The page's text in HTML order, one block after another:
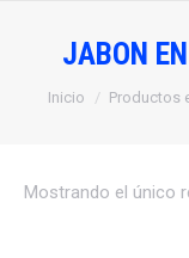
JABON
Estás aquí:
Inicio Productos
Mostrando el único